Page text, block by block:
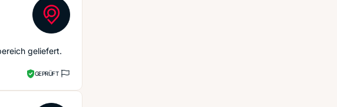
geliefert.
GEPRÜFT